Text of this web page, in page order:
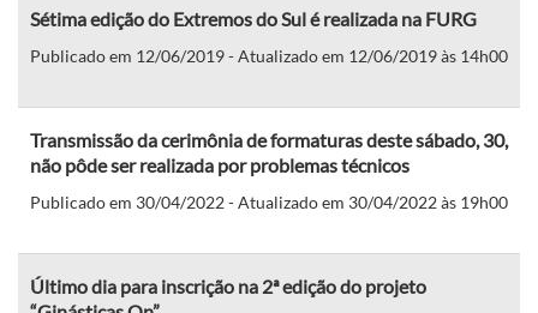
Sétima edição do Extremos do Sul é realizada na FURG
Publicado em 12/06/2019 - Atualizado em 12/06/2019 às 14h00
Transmissão da cerimônia de formaturas deste sábado, 30,
não pôde ser realizada por problemas técnicos
Publicado em 30/04/2022 - Atualizado em 30/04/2022 às 19h00
Último dia para inscrição na 2ª edição do projeto